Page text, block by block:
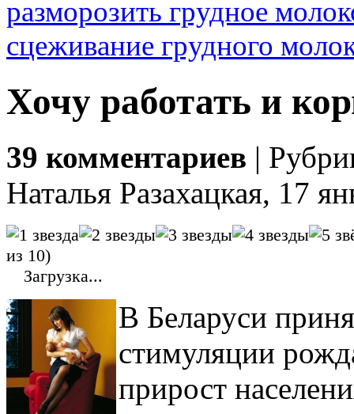
разморозить грудное
сцеживание грудного
Хочу работать и
39 комментариев |
Наталья Разахацкая, 17
из 10)
Загрузка...
В Беларуси
стимуляции
прирост